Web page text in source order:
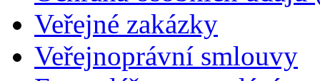
Veřejné zakázky
Veřejnoprávní smlouvy